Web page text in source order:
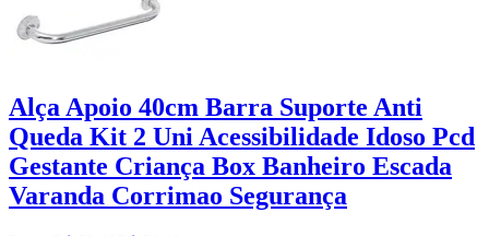
Alça Apoio 40cm Barra Suporte Anti
Queda Kit 2 Uni Acessibilidade Idoso Pcd
Gestante Criança Box Banheiro Escada
Varanda Corrimao Segurança